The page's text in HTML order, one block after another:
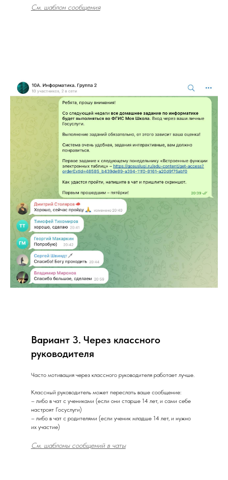
См. шаблон сообщения
Вариант 3. Через классного
руководителя
Часто мотивация через классного руководителя работает лучше.
Классный руководитель может переслать ваше сообщение:
– либо в чат с учениками (если они старше 14 лет, и сами себе
настроят Госуслуги)
– либо в чат с родителями (если ученик младше 14 лет, и нужно
их участие)
См. шаблоны сообщений в чаты